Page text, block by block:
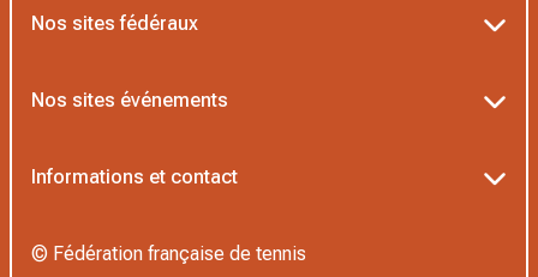
Nos sites fédéraux
L’Institut Formation Tennis
Nos sites événements
Informations et contact
© Fédération française de tennis